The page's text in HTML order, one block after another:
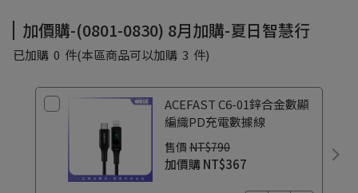
加價購-(0801-0830) 8月加購-夏日智慧行
已加購 0 件(本區商品可以加購 3 件)
ACEFAST C6-01鋅合金數顯
編織PD充電數據線
售價 NT$790
加價購NT$367